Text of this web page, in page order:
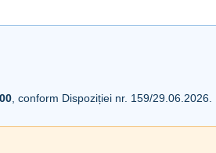
, conform Dispoziției nr. 159/29.06.2026.